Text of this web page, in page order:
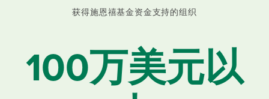
获得施恩禧基金资金支持的组织
100万美元以